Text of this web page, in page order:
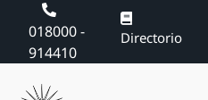
018000 -
914410
Directorio